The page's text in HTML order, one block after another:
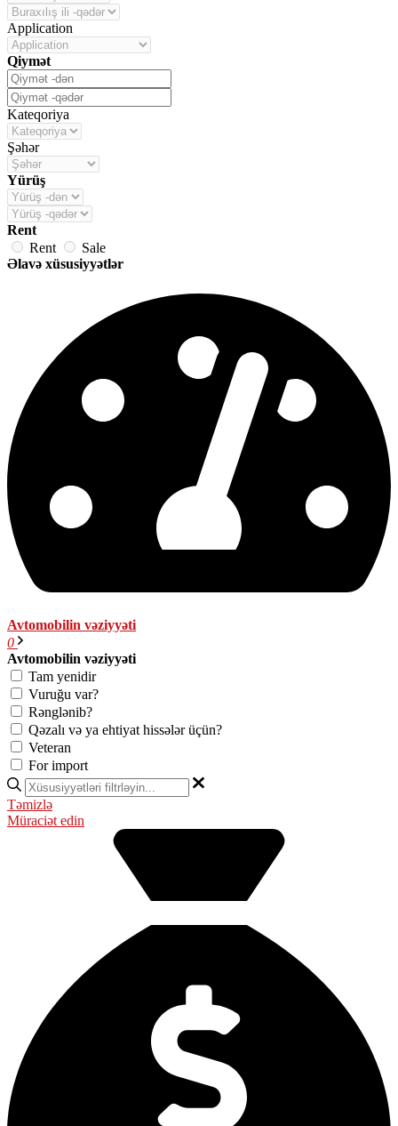
Application
Qiymət
Kateqoriya
Şəhər
Yürüş
Rent
Rent
Sale
Əlavə xüsusiyyətlər
Avtomobilin vəziyyəti
0
Avtomobilin vəziyyəti
Tam yenidir
Vuruğu var?
Rənglənib?
Qəzalı və ya ehtiyat hissələr üçün?
Veteran
For import
Təmizlə
Müraciət edin